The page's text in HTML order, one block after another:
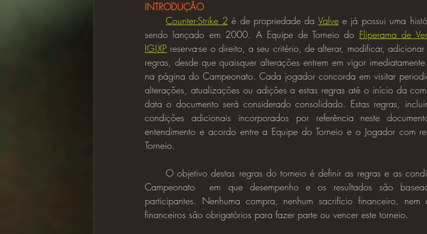
INTRODUÇÃO
Counter-Strike 2 é de propriedade da Valve e já possui uma
sendo lançado em 2000. A Equipe de Torneio do Fliperama de
IG|XP reserva-se o direito, a seu critério, de alterar, modificar, adicionar
regras, desde que quaisquer alterações entrem em vigor
na página do Campeonato. Cada jogador concorda em visitar
alterações, atualizações ou adições a estas regras até o início da
data o documento será considerado consolidado. Estas regras,
condições adicionais incorporados por referência neste
entendimento e acordo entre a Equipe do Torneio e o Jogador com
Torneio.
	O objetivo destas regras do torneio é definir as regras e as condições de participação do
Campeonato  em que desempenho e os resultados são
participantes. Nenhuma compra, nenhum sacrifício financeiro, nem
financeiros são obrigatórios para fazer parte ou vencer este torneio.